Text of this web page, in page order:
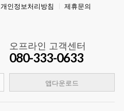
개인정보처리방침 제휴문의
오프라인 고객센터
080-333-0633
앱다운로드